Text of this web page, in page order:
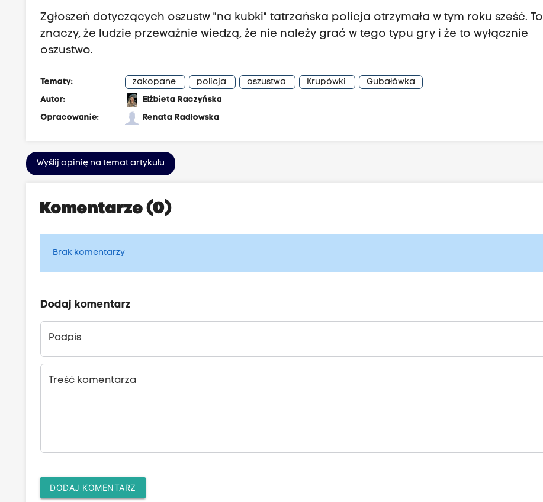
Zgłoszeń dotyczących oszustw "na kubki" tatrzańska policja otrzymała w tym roku sześć. To
znaczy, że ludzie przeważnie wiedzą, że nie należy grać w tego typu gry i że to wyłącznie
oszustwo.
Tematy: zakopane policja oszustwa Krupówki
Gubałówka
Autor:
Elżbieta Raczyńska
Opracowanie:
Renata Radłowska
Wyślij opinię na temat artykułu
Komentarze (0)
Brak komentarzy
Dodaj komentarz
Podpis
Treść komentarza
DODAJ KOMENTARZ